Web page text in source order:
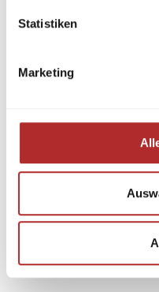
Statistiken
Marketing